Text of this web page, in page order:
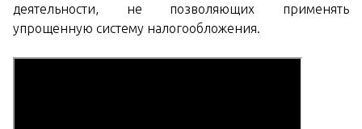
деятельности, не позволяющих применять
упрощенную систему налогообложения.